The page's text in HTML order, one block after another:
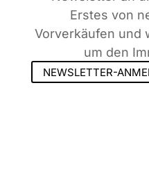
Erstes von
Vorverkäufen und
um den
NEWSLETTER-